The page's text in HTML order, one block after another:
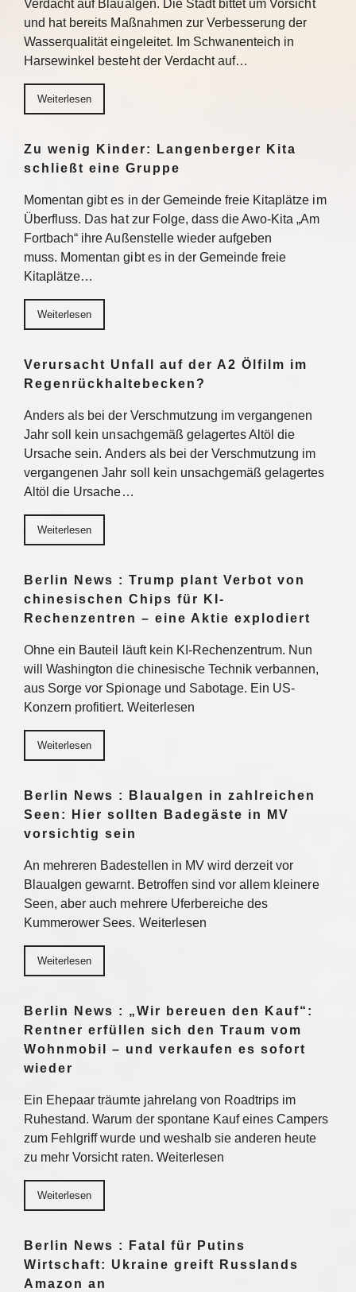
Verdacht auf Blaualgen. Die Stadt bittet um Vorsicht
und hat bereits Maßnahmen zur Verbesserung der
Wasserqualität eingeleitet. Im Schwanenteich in
Harsewinkel besteht der Verdacht auf…
Weiterlesen
Zu wenig Kinder: Langenberger Kita
schließt eine Gruppe
Momentan gibt es in der Gemeinde freie Kitaplätze im
Überfluss. Das hat zur Folge, dass die Awo-Kita „Am
Fortbach“ ihre Außenstelle wieder aufgeben
muss. Momentan gibt es in der Gemeinde freie
Kitaplätze…
Weiterlesen
Verursacht Unfall auf der A2 Ölfilm im
Regenrückhaltebecken?
Anders als bei der Verschmutzung im vergangenen
Jahr soll kein unsachgemäß gelagertes Altöl die
Ursache sein. Anders als bei der Verschmutzung im
vergangenen Jahr soll kein unsachgemäß gelagertes
Altöl die Ursache…
Weiterlesen
Berlin News : Trump plant Verbot von
chinesischen Chips für KI-
Rechenzentren – eine Aktie explodiert
Ohne ein Bauteil läuft kein KI-Rechenzentrum. Nun
will Washington die chinesische Technik verbannen,
aus Sorge vor Spionage und Sabotage. Ein US-
Konzern profitiert. Weiterlesen
Weiterlesen
Berlin News : Blaualgen in zahlreichen
Seen: Hier sollten Badegäste in MV
vorsichtig sein
An mehreren Badestellen in MV wird derzeit vor
Blaualgen gewarnt. Betroffen sind vor allem kleinere
Seen, aber auch mehrere Uferbereiche des
Kummerower Sees. Weiterlesen
Weiterlesen
Berlin News : „Wir bereuen den Kauf“:
Rentner erfüllen sich den Traum vom
Wohnmobil – und verkaufen es sofort
wieder
Ein Ehepaar träumte jahrelang von Roadtrips im
Ruhestand. Warum der spontane Kauf eines Campers
zum Fehlgriff wurde und weshalb sie anderen heute
zu mehr Vorsicht raten. Weiterlesen
Weiterlesen
Berlin News : Fatal für Putins
Wirtschaft: Ukraine greift Russlands
Amazon an